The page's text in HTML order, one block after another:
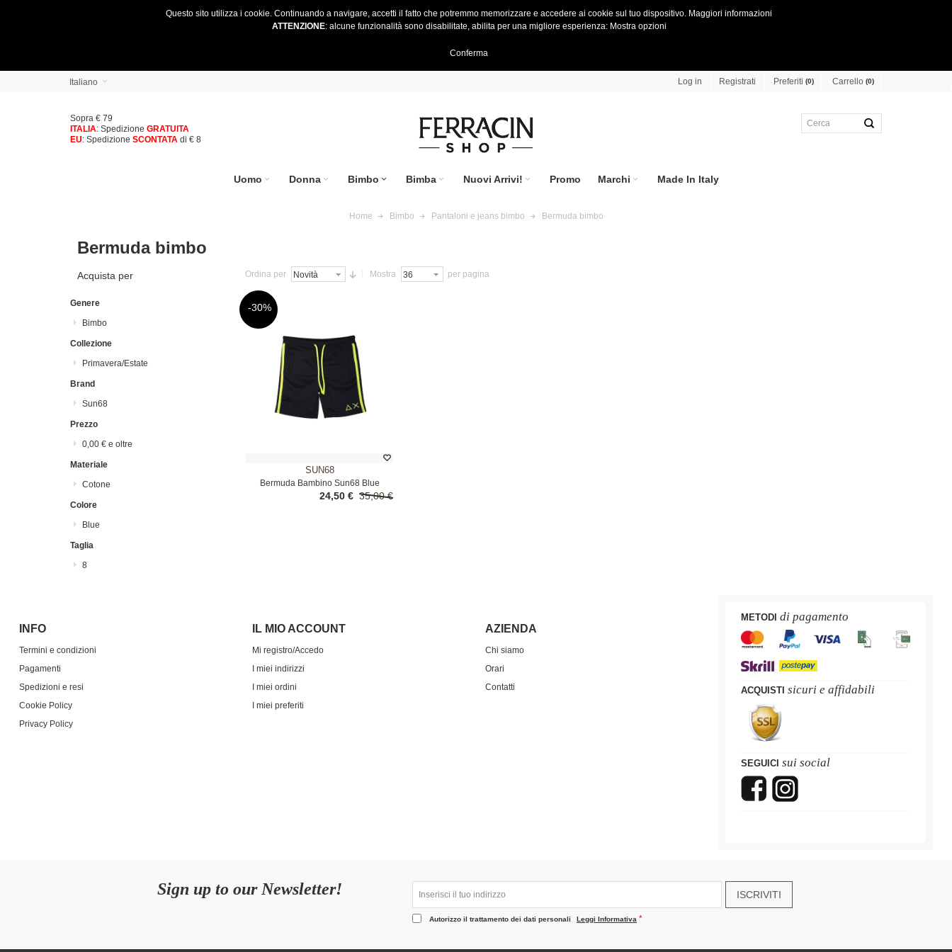
Questo sito utilizza i cookie. Continuando a navigare, accetti il fatto che potremmo memorizzare e accedere ai cookie sul tuo dispositivo. Maggiori informazioni
ATTENZIONE: alcune funzionalità sono disabilitate, abilita per una migliore esperienza: Mostra opzioni
Conferma
Italiano Preferiti (0) Carrello (0)
Log in Registrati
Sopra € 79
ITALIA: Spedizione GRATUITA
EU: Spedizione SCONTATA di € 8
Uomo Donna Bimbo Bimba Nuovi Arrivi! Promo Marchi Made In Italy
Home Bimbo Pantaloni e jeans bimbo Bermuda bimbo
Bermuda bimbo
Ordina per Mostra per pagina
-30%
SUN68
Bermuda Bambino Sun68 Blue
35,00 €
24,50 €
Acquista per
Genere
Bimbo
Collezione
Primavera/Estate
Brand
Sun68
Prezzo
0,00 € e oltre
Materiale
Cotone
Colore
Blue
Taglia
8
INFO
Termini e condizioni
Pagamenti
Spedizioni e resi
Cookie Policy
Privacy Policy
IL MIO ACCOUNT
Mi registro/Accedo
I miei indirizzi
I miei ordini
I miei preferiti
AZIENDA
Chi siamo
Orari
Contatti
METODIdi pagamento
ACQUISTIsicuri e affidabili
SEGUICIsui social
Sign up to our Newsletter! ISCRIVITI
Autorizzo il trattamento dei dati personali Leggi Informativa